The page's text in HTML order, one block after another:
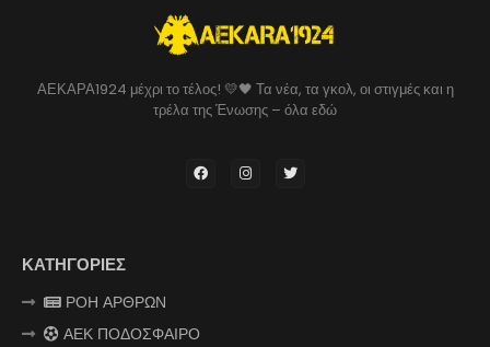
ΑΕΚΑΡΑ1924 μέχρι το τέλος! 💛🖤 Τα νέα, τα γκολ, οι στιγμές και η
τρέλα της Ένωσης – όλα εδώ
ΚΑΤΗΓΟΡΙΕΣ
ΡΟΗ ΑΡΘΡΩΝ
ΑΕΚ ΠΟΔΟΣΦΑΙΡΟ